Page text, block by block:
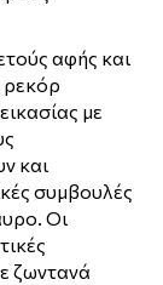
αφής και
ρεκόρ
με
και
συμβουλές
Οι
ζωντανά